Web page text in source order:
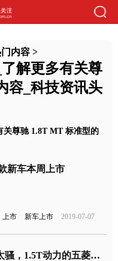
内容>
解更多有关尊
容_科技资讯头
关尊驰 1.8T MT 标准型的
新车本周上市
上市 新车上市 2019-07-07
中控设计实在太骚，1.5T动力的五菱宏光Plus来了